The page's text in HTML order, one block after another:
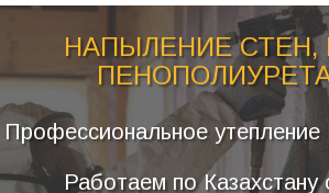
НАПЫЛЕНИЕ
Профессиональное
Работаем по Казахстану